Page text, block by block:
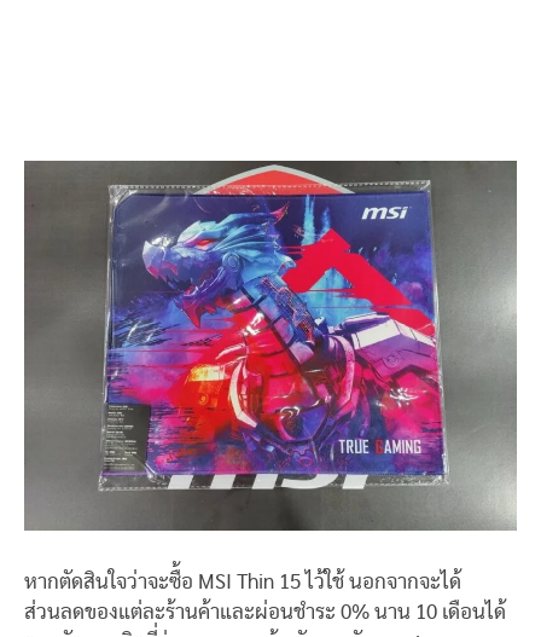
หากตัดสินใจว่าจะซื้อ MSI Thin 15 ไว้ใช้ นอกจากจะได้
ส่วนลดของแต่ละร้านค้าและผ่อนชำระ 0% นาน 10 เดือนได้